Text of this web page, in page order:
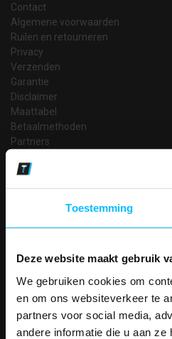
Toestemming
Deze website maakt gebruik
We gebruiken cookies om
en om ons websiteverkeer te
partners voor social media,
andere informatie die u aan
Contact
Algemene voorwaarden
Ruilen en retourneren
Privacy
Verzenden
Garantie
Disclaimer
Maattabel
Betaalmethoden
Partners
Makkelijk shoppen
Gratis verzending in Nederland
Bedruk- en borduurservice
14 Dagen tijd om te herroepen
Email